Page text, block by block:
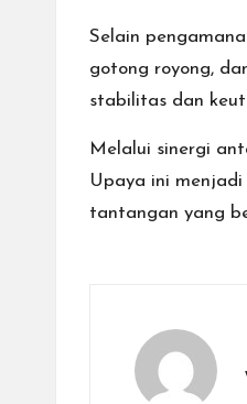
Selain
gotong royong,
stabilitas dan
Melalui sinergi
Upaya ini
tantangan yang